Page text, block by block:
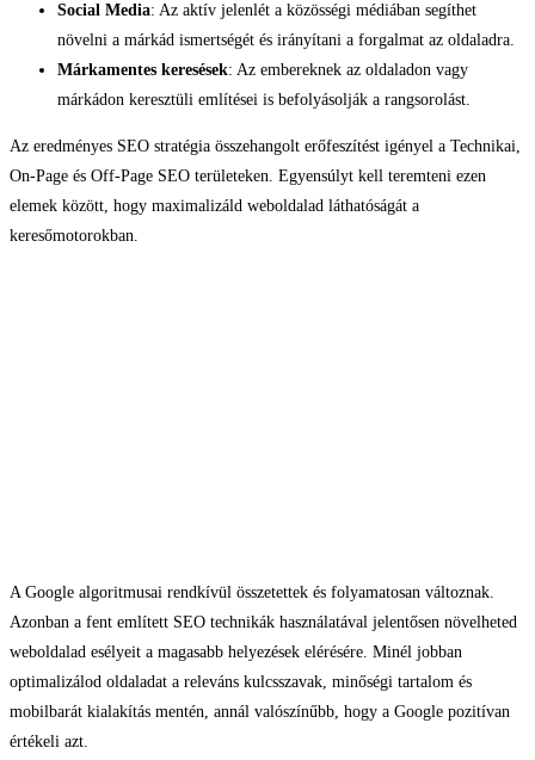
Social Media: Az aktív jelenlét a közösségi médiában segíthet
növelni a márkád ismertségét és irányítani a forgalmat az oldaladra.
Márkamentes keresések: Az embereknek az oldaladon vagy
márkádon keresztüli említései is befolyásolják a rangsorolást.
Az eredményes SEO stratégia összehangolt erőfeszítést igényel a Technikai,
On-Page és Off-Page SEO területeken. Egyensúlyt kell teremteni ezen
elemek között, hogy maximalizáld weboldalad láthatóságát a
keresőmotorokban.
A Google algoritmusai rendkívül összetettek és folyamatosan változnak.
Azonban a fent említett SEO technikák használatával jelentősen növelheted
weboldalad esélyeit a magasabb helyezések elérésére. Minél jobban
optimalizálod oldaladat a releváns kulcsszavak, minőségi tartalom és
mobilbarát kialakítás mentén, annál valószínűbb, hogy a Google pozitívan
értékeli azt.